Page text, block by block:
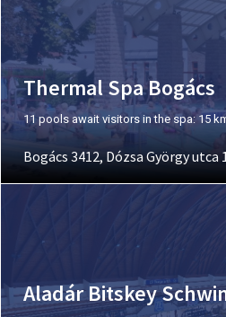
Thermal Spa Bogács
11 pools await visitors in the spa: 15
Bogács 3412, Dózsa György utca
Aladár Bitskey